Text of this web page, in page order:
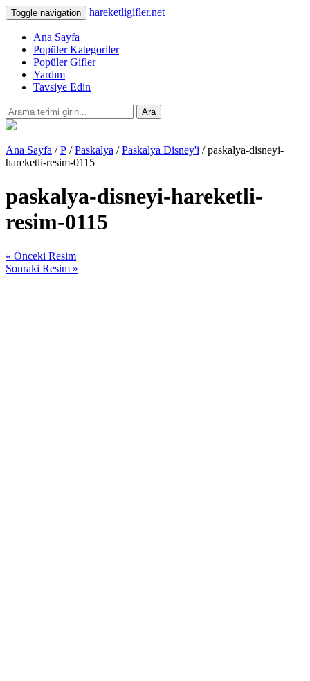
Toggle navigation hareketligifler.net
Ana Sayfa
Popüler Kategoriler
Popüler Gifler
Yardım
Tavsiye Edin
Ara
Ana Sayfa /P /Paskalya /Paskalya Disney'i / paskalya-disneyi-
hareketli-resim-0115
paskalya-disneyi-hareketli-
resim-0115
« Önceki Resim
Sonraki Resim »